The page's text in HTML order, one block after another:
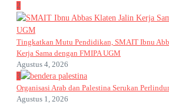
2
Tingkatkan Mutu Pendidikan, SMAIT Ibnu
Kerja Sama dengan FMIPA UGM
Agustus 4, 2026
3
Organisasi Arab dan Palestina Serukan
Agustus 1, 2026